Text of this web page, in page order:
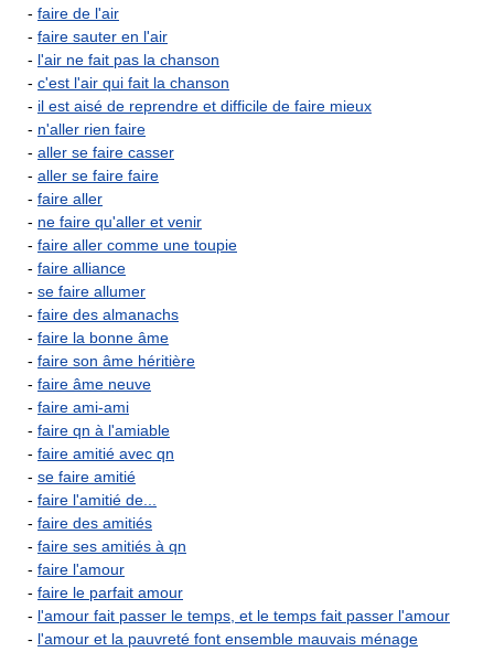
- faire de l'air
- faire sauter en l'air
- l'air ne fait pas la chanson
- c'est l'air qui fait la chanson
- il est aisé de reprendre et difficile de faire mieux
- n'aller rien faire
- aller se faire casser
- aller se faire faire
- faire aller
- ne faire qu'aller et venir
- faire aller comme une toupie
- faire alliance
- se faire allumer
- faire des almanachs
- faire la bonne âme
- faire son âme héritière
- faire âme neuve
- faire ami-ami
- faire qn à l'amiable
- faire amitié avec qn
- se faire amitié
- faire l'amitié de...
- faire des amitiés
- faire ses amitiés à qn
- faire l'amour
- faire le parfait amour
- l'amour fait passer le temps, et le temps fait passer l'amour
- l'amour et la pauvreté font ensemble mauvais ménage